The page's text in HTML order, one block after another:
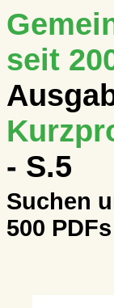
seit
- S.5
Suchen
500